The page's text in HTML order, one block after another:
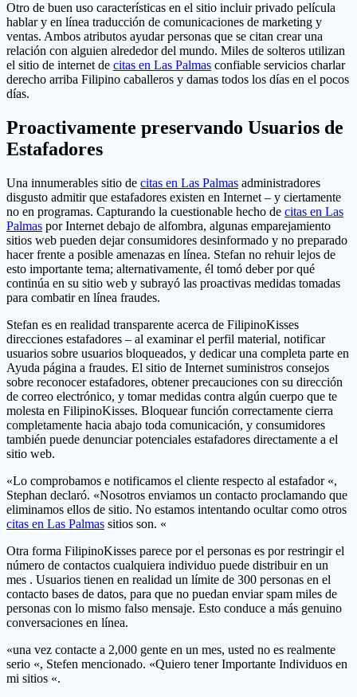
Otro de buen uso características en el sitio incluir privado película
hablar y en línea traducción de comunicaciones de marketing y
ventas. Ambos atributos ayudar personas que se citan crear una
relación con alguien alrededor del mundo. Miles de solteros utilizan
el sitio de internet de citas en Las Palmas confiable servicios charlar
derecho arriba Filipino caballeros y damas todos los días en el pocos
días.
Proactivamente preservando Usuarios de
Estafadores
Una innumerables sitio de citas en Las Palmas administradores
disgusto admitir que estafadores existen en Internet – y ciertamente
no en programas. Capturando la cuestionable hecho de citas en Las
Palmas por Internet debajo de alfombra, algunas emparejamiento
sitios web pueden dejar consumidores desinformado y no preparado
hacer frente a posible amenazas en línea. Stefan no rehuir lejos de
esto importante tema; alternativamente, él tomó deber por qué
continúa en su sitio web y subrayó las proactivas medidas tomadas
para combatir en línea fraudes.
Stefan es en realidad transparente acerca de FilipinoKisses
direcciones estafadores – al examinar el perfil material, notificar
usuarios sobre usuarios bloqueados, y dedicar una completa parte en
Ayuda página a fraudes. El sitio de Internet suministros consejos
sobre reconocer estafadores, obtener precauciones con su dirección
de correo electrónico, y tomar medidas contra algún cuerpo que te
molesta en FilipinoKisses. Bloquear función correctamente cierra
completamente hacia abajo toda comunicación, y consumidores
también puede denunciar potenciales estafadores directamente a el
sitio web.
«Lo comprobamos e notificamos el cliente respecto al estafador «,
Stephan declaró. «Nosotros enviamos un contacto proclamando que
eliminamos ellos de sitio. No estamos intentando ocultar como otros
citas en Las Palmas sitios son. «
Otra forma FilipinoKisses parece por el personas es por restringir ​​el
número de contactos cualquiera individuo puede distribuir en un
mes . Usuarios tienen en realidad un límite de 300 personas en el
contacto bases de datos, para que no puedan enviar spam miles de
personas con lo mismo falso mensaje. Esto conduce a más genuino
conversaciones en línea.
«una vez contacte a 2,000 gente en un mes, usted no es realmente
serio «, Stefen mencionado. «Quiero tener Importante Individuos en
mi sitios «.